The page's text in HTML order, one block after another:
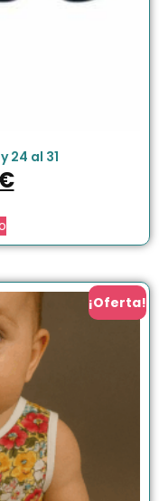
24 al 31
¡Oferta!